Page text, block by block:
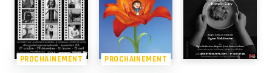
PROCHAINEMENT PROCHAINEMENT